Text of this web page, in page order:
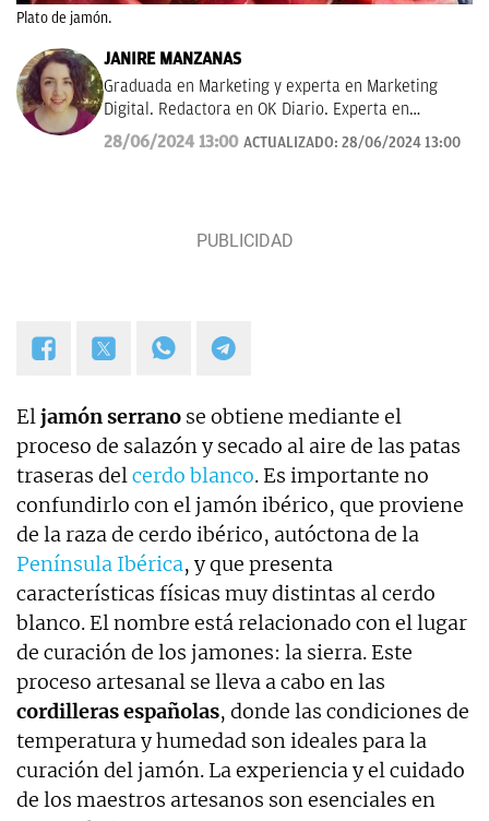
Plato de jamón.
JANIRE MANZANAS
Graduada en Marketing y experta en Marketing
Digital. Redactora en OK Diario. Experta en
curiosidades, mascotas, consumo y Lotería de
Navidad.
28/06/2024 13:00 ACTUALIZADO: 28/06/2024 13:00
Eljamón serrano se obtiene mediante el
proceso de salazón y secado al aire de las patas
traseras delcerdo blanco. Es importante no
confundirlo con el jamón ibérico, que proviene
de la raza de cerdo ibérico, autóctona de la
Península Ibérica, y que presenta
características físicas muy distintas al cerdo
blanco. El nombre está relacionado con el lugar
de curación de los jamones: la sierra. Este
proceso artesanal se lleva a cabo en las
cordilleras españolas, donde las condiciones de
temperatura y humedad son ideales para la
curación del jamón. La experiencia y el cuidado
de los maestros artesanos son esenciales en